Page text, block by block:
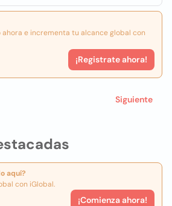
aquí?
con iGlobal.
¡Comienza ahora!
e incrementa tu alcance global con
¡Registrate ahora!
Siguiente